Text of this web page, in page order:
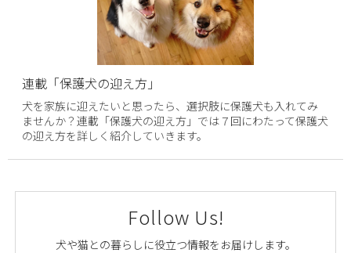
連載「保護犬の迎え方」
犬を家族に迎えたいと思ったら、選択肢に保護犬も入れてみ
ませんか？連載「保護犬の迎え方」では７回にわたって保護犬
の迎え方を詳しく紹介していきます。
Follow Us!
犬や猫との暮らしに役立つ情報をお届けします。